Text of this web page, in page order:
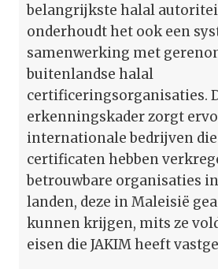
belangrijkste halal
onderhoudt het ook een
samenwerking met
buitenlandse halal
certificeringsorganisaties.
erkenningskader zorgt
internationale bedrijven
certificaten hebben
betrouwbare organisaties
landen, deze in Maleisië
kunnen krijgen, mits ze
eisen die JAKIM heeft